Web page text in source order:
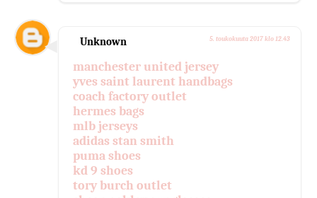
Unknown 5. toukokuuta 2017 klo 12.43
manchester united jersey
yves saint laurent handbags
coach factory outlet
hermes bags
mlb jerseys
adidas stan smith
puma shoes
kd 9 shoes
tory burch outlet